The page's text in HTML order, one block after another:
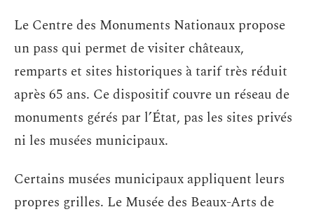
Le Centre des Monuments Nationaux propose
un pass qui permet de visiter châteaux,
remparts et sites historiques à tarif très réduit
après 65 ans. Ce dispositif couvre un réseau de
monuments gérés par l’État, pas les sites privés
ni les musées municipaux.
Certains musées municipaux appliquent leurs
propres grilles. Le Musée des Beaux-Arts de